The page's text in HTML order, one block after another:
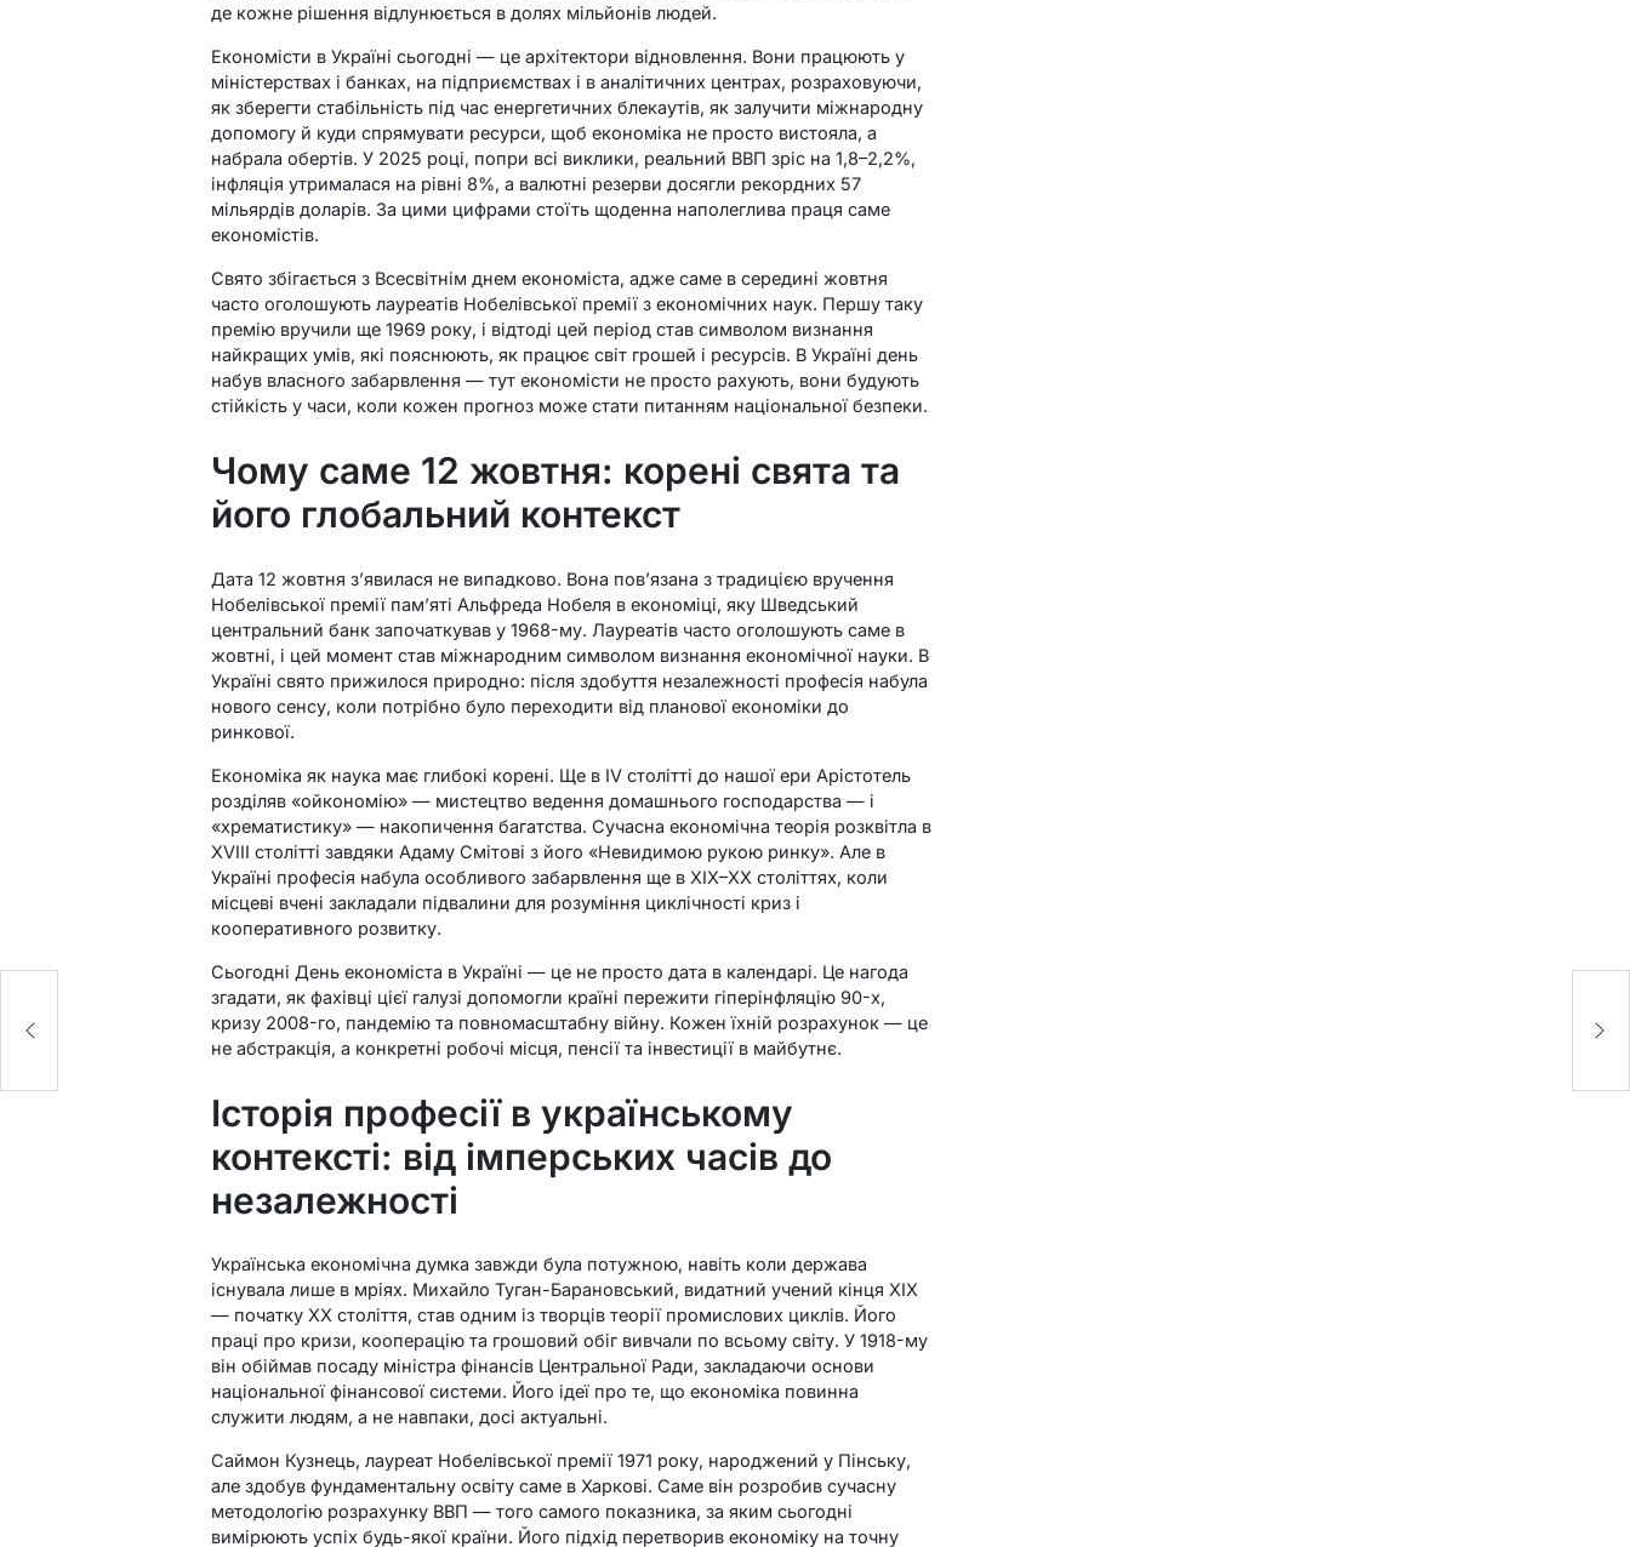
де кожне рішення відлунюється в долях мільйонів людей.
Економісти в Україні сьогодні — це архітектори відновлення. Вони працюють у
міністерствах і банках, на підприємствах і в аналітичних центрах, розраховуючи,
як зберегти стабільність під час енергетичних блекаутів, як залучити міжнародну
допомогу й куди спрямувати ресурси, щоб економіка не просто вистояла, а
набрала обертів. У 2025 році, попри всі виклики, реальний ВВП зріс на 1,8–2,2%,
інфляція утрималася на рівні 8%, а валютні резерви досягли рекордних 57
мільярдів доларів. За цими цифрами стоїть щоденна наполеглива праця саме
економістів.
Свято збігається з Всесвітнім днем економіста, адже саме в середині жовтня
часто оголошують лауреатів Нобелівської премії з економічних наук. Першу таку
премію вручили ще 1969 року, і відтоді цей період став символом визнання
найкращих умів, які пояснюють, як працює світ грошей і ресурсів. В Україні день
набув власного забарвлення — тут економісти не просто рахують, вони будують
стійкість у часи, коли кожен прогноз може стати питанням національної безпеки.
Чому саме 12 жовтня: корені свята та
його глобальний контекст
Дата 12 жовтня з’явилася не випадково. Вона пов’язана з традицією вручення
Нобелівської премії пам’яті Альфреда Нобеля в економіці, яку Шведський
центральний банк започаткував у 1968-му. Лауреатів часто оголошують саме в
жовтні, і цей момент став міжнародним символом визнання економічної науки. В
Україні свято прижилося природно: після здобуття незалежності професія набула
нового сенсу, коли потрібно було переходити від планової економіки до
ринкової.
Економіка як наука має глибокі корені. Ще в IV столітті до нашої ери Арістотель
розділяв «ойкономію» — мистецтво ведення домашнього господарства — і
«хрематистику» — накопичення багатства. Сучасна економічна теорія розквітла в
XVIII столітті завдяки Адаму Смітові з його «Невидимою рукою ринку». Але в
Україні професія набула особливого забарвлення ще в XIX–XX століттях, коли
місцеві вчені закладали підвалини для розуміння циклічності криз і
кооперативного розвитку.
Сьогодні День економіста в Україні — це не просто дата в календарі. Це нагода
згадати, як фахівці цієї галузі допомогли країні пережити гіперінфляцію 90-х,
кризу 2008-го, пандемію та повномасштабну війну. Кожен їхній розрахунок — це
не абстракція, а конкретні робочі місця, пенсії та інвестиції в майбутнє.
Історія професії в українському
контексті: від імперських часів до
незалежності
Українська економічна думка завжди була потужною, навіть коли держава
існувала лише в мріях. Михайло Туган-Барановський, видатний учений кінця XIX
— початку XX століття, став одним із творців теорії промислових циклів. Його
праці про кризи, кооперацію та грошовий обіг вивчали по всьому світу. У 1918-му
він обіймав посаду міністра фінансів Центральної Ради, закладаючи основи
національної фінансової системи. Його ідеї про те, що економіка повинна
служити людям, а не навпаки, досі актуальні.
Саймон Кузнець, лауреат Нобелівської премії 1971 року, народжений у Пінську,
але здобув фундаментальну освіту саме в Харкові. Саме він розробив сучасну
методологію розрахунку ВВП — того самого показника, за яким сьогодні
вимірюють успіх будь-якої країни. Його підхід перетворив економіку на точну